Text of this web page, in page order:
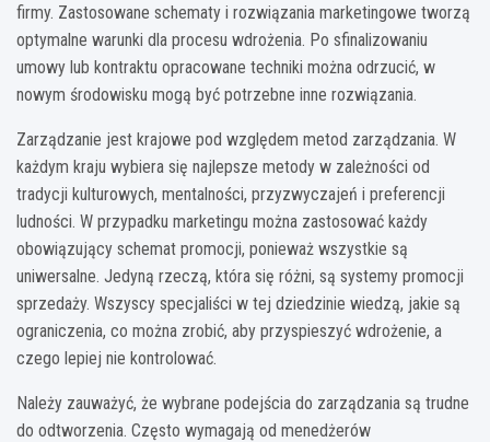
firmy. Zastosowane schematy i rozwiązania marketingowe tworzą
optymalne warunki dla procesu wdrożenia. Po sfinalizowaniu
umowy lub kontraktu opracowane techniki można odrzucić, w
nowym środowisku mogą być potrzebne inne rozwiązania.
Zarządzanie jest krajowe pod względem metod zarządzania. W
każdym kraju wybiera się najlepsze metody w zależności od
tradycji kulturowych, mentalności, przyzwyczajeń i preferencji
ludności. W przypadku marketingu można zastosować każdy
obowiązujący schemat promocji, ponieważ wszystkie są
uniwersalne. Jedyną rzeczą, która się różni, są systemy promocji
sprzedaży. Wszyscy specjaliści w tej dziedzinie wiedzą, jakie są
ograniczenia, co można zrobić, aby przyspieszyć wdrożenie, a
czego lepiej nie kontrolować.
Należy zauważyć, że wybrane podejścia do zarządzania są trudne
do odtworzenia. Często wymagają od menedżerów